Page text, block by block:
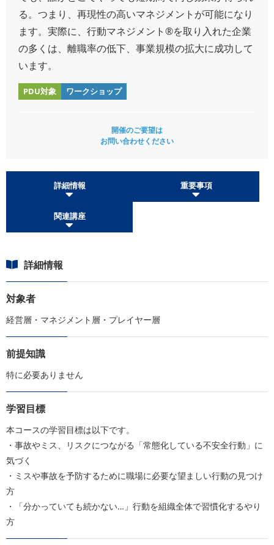
る。つまり、再現性の高いマネジメントが可能になり
ます。実際に、行動マネジメント®を取り入れた企業
の多くは、離職率の低下、事業規模の拡大に成功して
います。
PDU対象 ワークショップ
開催のご要望は
お問い合わせください
詳細情報 重要事項
関連講座
詳細情報
対象者
経営層・マネジメント層・プレイヤー層
前提知識
特に必要ありません
学習目標
本コースの学習目標は以下です。
・事故やミス、リスクにつながる「常態化している不安全行動」に
気づく
・ミスや事故を予防するために職場に必要な望ましい行動の見つけ
方
・「分かっていても続かない…」行動を組織全体で習慣化するやり
方